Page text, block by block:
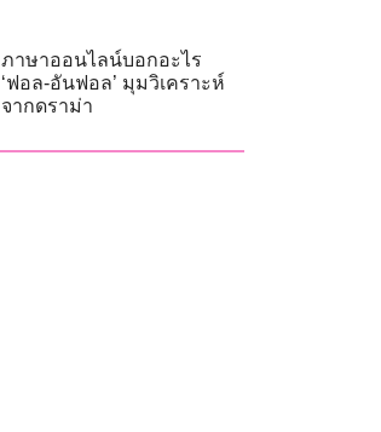
ภาษาออนไลน์บอกอะไร
‘ฟอล-อันฟอล’ มุมวิเคราะห์
จากดราม่า